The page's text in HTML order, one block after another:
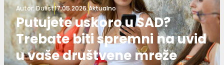
Autor:Dulist17.05.2026.Aktualno
Putujete uskoro u SAD?
Trebate biti spremni na uvid
u vaše društvene mreže